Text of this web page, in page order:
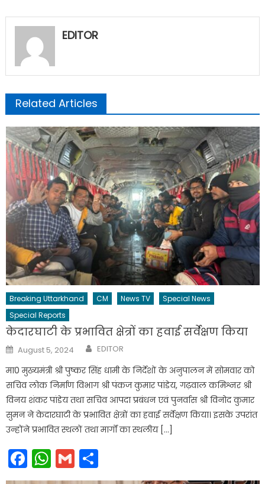
EDITOR
Related Articles
Breaking Uttarkhand CM News TV
Special News
Special Reports
केदारघाटी के प्रभावित क्षेत्रों का हवाई सर्वेक्षण किया
Posted
on
August 5, 2024 Author
EDITOR
मा0 मुख्यमंत्री श्री पुष्कर सिंह धामी के निर्देशों के अनुपालन में सोमवार को
सचिव लोक निर्माण विभाग श्री पंकज कुमार पांडेय, गढ़वाल कमिश्नर श्री
विनय शंकर पांडेय तथा सचिव आपदा प्रबंधन एवं पुनर्वास श्री विनोद कुमार
सुमन ने केदारघाटी के प्रभावित क्षेत्रों का हवाई सर्वेक्षण किया। इसके उपरांत
उन्होंने प्रभावित स्थलों तथा मार्गों का स्थलीय […]
Facebook
WhatsApp
Gmail